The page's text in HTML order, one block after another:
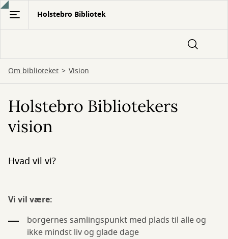
Gå
hovedindhold
Holstebro Bibliotek
Om biblioteket Vision
Holstebro Bibliotekers
vision
Hvad vil vi?
Vi vil være:
borgernes samlingspunkt med plads til alle og
ikke mindst liv og glade dage